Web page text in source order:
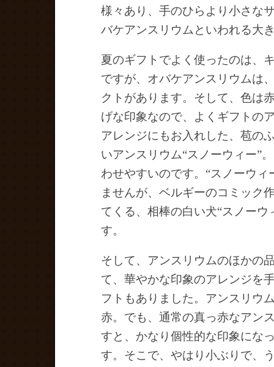
様々あり、手のひらより小さな
バケアンスリウムといわれる大
夏のギフトでよく使ったのは、
ですが、オバケアンスリウムは
クトがあります。そして、色は
げな印象なので、よくギフトの
アレンジにもお入れした、苞の
いアンスリウム“スノーウィー”
わせやすいのです。“スノーウ
ませんが、ベルギーのコミック
てくる、相棒の白い犬“スノー
す。
そして、アンスリウムのほかの
て、華やかな印象のアレンジを
フトもありました。アンスリウ
赤。でも、通常の真っ赤なアン
すと、かなり個性的な印象にな
す。そこで、やはり小ぶりで、